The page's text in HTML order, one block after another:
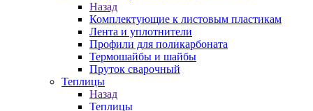
Назад
Комплектующие к листовым пластикам
Лента и уплотнители
Профили для поликарбоната
Термошайбы и шайбы
Пруток сварочный
Теплицы
Назад
Теплицы